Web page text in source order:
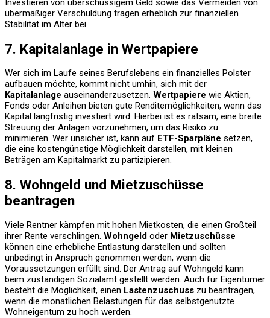
Investieren von überschüssigem Geld sowie das Vermeiden von
übermäßiger Verschuldung tragen erheblich zur finanziellen
Stabilität im Alter bei.
7. Kapitalanlage in Wertpapiere
Wer sich im Laufe seines Berufslebens ein finanzielles Polster
aufbauen möchte, kommt nicht umhin, sich mit der
Kapitalanlage auseinanderzusetzen. Wertpapiere wie Aktien,
Fonds oder Anleihen bieten gute Renditemöglichkeiten, wenn das
Kapital langfristig investiert wird. Hierbei ist es ratsam, eine breite
Streuung der Anlagen vorzunehmen, um das Risiko zu
minimieren. Wer unsicher ist, kann auf ETF-Sparpläne setzen,
die eine kostengünstige Möglichkeit darstellen, mit kleinen
Beträgen am Kapitalmarkt zu partizipieren.
8. Wohngeld und Mietzuschüsse
beantragen
Viele Rentner kämpfen mit hohen Mietkosten, die einen Großteil
ihrer Rente verschlingen. Wohngeld oder Mietzuschüsse
können eine erhebliche Entlastung darstellen und sollten
unbedingt in Anspruch genommen werden, wenn die
Voraussetzungen erfüllt sind. Der Antrag auf Wohngeld kann
beim zuständigen Sozialamt gestellt werden. Auch für Eigentümer
besteht die Möglichkeit, einen Lastenzuschuss zu beantragen,
wenn die monatlichen Belastungen für das selbstgenutzte
Wohneigentum zu hoch werden.